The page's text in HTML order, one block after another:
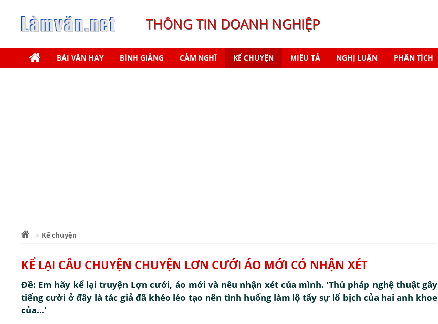
THÔNG TIN DOANH NGHIỆP
BÀI VĂN HAY BÌNH GIẢNG CẢM NGHĨ KỂ CHUYỆN MIÊU TẢ NGHỊ LUẬN PHÂN TÍCH
Kể chuyện
KỂ LẠI CÂU CHUYỆN CHUYỆN LƠN CƯỚI ÁO MỚI CÓ NHẬN XÉT
Đề: Em hãy kể lại truyện Lợn cưới, áo mới và nêu nhận xét của mình. 'Thủ pháp nghệ thuật gây
tiếng cười ở đây là tác giả đã khéo léo tạo nên tình huống làm lộ tẩy sự lố bịch của hai anh khoe
của...'